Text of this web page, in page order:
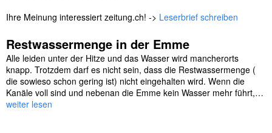
Ihre Meinung interessiert zeitung.ch! -> Leserbrief schreiben
Restwassermenge in der Emme
Alle leiden unter der Hitze und das Wasser wird mancherorts
knapp. Trotzdem darf es nicht sein, dass die Restwassermenge (
die sowieso schon gering ist) nicht eingehalten wird. Wenn die
Kanäle voll sind und nebenan die Emme kein Wasser mehr führt,…
weiter lesen